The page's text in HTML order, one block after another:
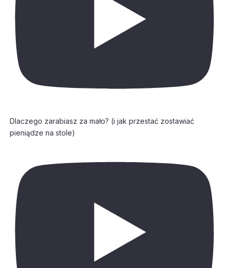
Dlaczego zarabiasz za mało? (i jak przestać zostawiać
pieniądze na stole)